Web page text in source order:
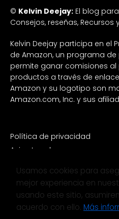
© Kelvin Deejay: El blog
Consejos, reseñas, Recursos
Kelvin Deejay participa en el
de Amazon, un programa
permite ganar comisiones
productos a través de
Amazon y su logotipo son
Amazon.com, Inc. y sus
Política de privacidad
Aviso Legal
Noticias
Merchandiser
Redes Sociales
Usamos cookies para
mejor experiencia en
usando este sitio,
acuerdo con ello. Más